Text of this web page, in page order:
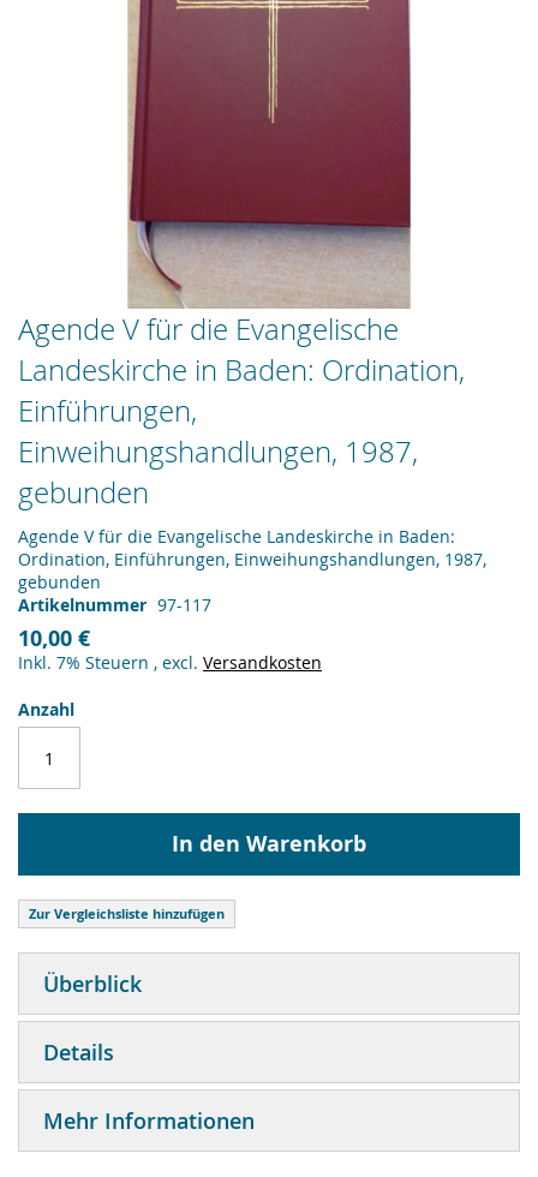
Agende V für die Evangelische
Landeskirche in Baden: Ordination,
Einführungen,
Einweihungshandlungen, 1987,
gebunden
Agende V für die Evangelische Landeskirche in Baden:
Ordination, Einführungen, Einweihungshandlungen, 1987,
gebunden
Artikelnummer 97-117
10,00 €
Inkl. 7% Steuern , excl. Versandkosten
Anzahl
In den Warenkorb
Zur Vergleichsliste hinzufügen
Zum
Anfang
der
Bildergalerie
springen
Überblick
Details
Mehr Informationen